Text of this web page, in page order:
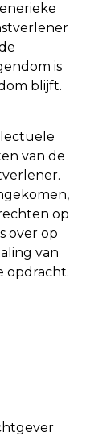
is
blijft.
van de
op
over op
van
opdracht.